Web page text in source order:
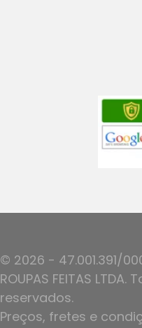
© 2026 - 47.001.391/
ROUPAS FEITAS
reservados.
Preços, fretes e